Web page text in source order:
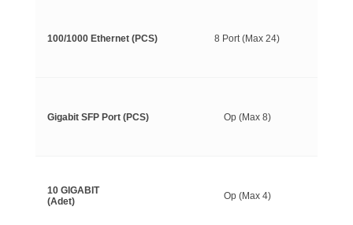
Op (Max 4)
10 GIGABIT
(Adet)
100/1000 Ethernet (PCS)
Gigabit SFP Port (PCS)
8 Port (Max 24)
Op (Max 8)